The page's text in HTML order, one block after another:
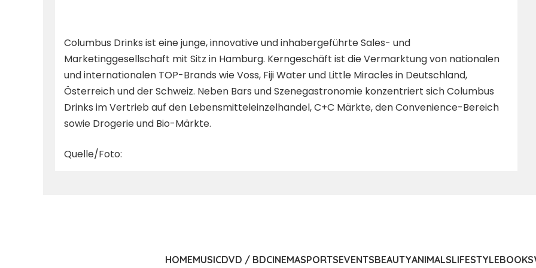
Columbus Drinks ist eine junge, innovative und inhabergeführte Sales- und
Marketinggesellschaft mit Sitz in Hamburg. Kerngeschäft ist die Vermarktung von nationalen
und internationalen TOP-Brands wie Voss, Fiji Water und Little Miracles in Deutschland,
Österreich und der Schweiz. Neben Bars und Szenegastronomie konzentriert sich Columbus
Drinks im Vertrieb auf den Lebensmitteleinzelhandel, C+C Märkte, den Convenience-Bereich
sowie Drogerie und Bio-Märkte.
Quelle/Foto:
HOMEMUSICDVD / BDCINEMASPORTSEVENTSBEAUTYANIMALSLIFESTYLEBOOKS